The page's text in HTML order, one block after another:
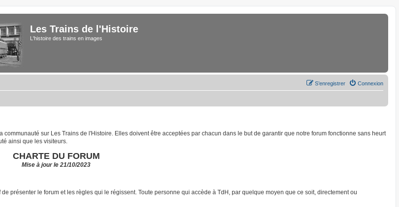
Les Trains de l'Histoire
L'histoire des trains en images
Connexion
S’enregistrer
sur Les Trains de l'Histoire. Elles doivent être acceptées par chacun dans le but de garantir que notre forum fonctionne sans heurt
ainsi que les visiteurs.
CHARTE DU FORUM
Mise à jour le 21/10/2023
présenter le forum et les règles qui le régissent. Toute personne qui accède à TdH, par quelque moyen que ce soit, directement ou